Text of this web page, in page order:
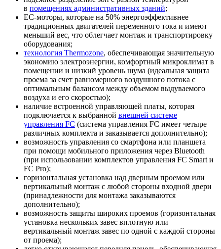
в помещениях административных зданий;
EC-моторы, которые на 50% энергоэффективнее
традиционных двигателей переменного тока и имеют
меньший вес, что облегчает монтаж и транспортировку
оборудования;
технология Thermozone, обеспечивающая значительную
экономию электроэнергии, комфортный микроклимат в
помещении и низкий уровень шума (идеальная защита
проема за счет равномерного воздушного потока с
оптимальным балансом между объемом выдуваемого
воздуха и его скоростью);
наличие встроенной управляющей платы, которая
подключается к выбранной внешней системе
управления FC (система управления FC имеет четыре
различных комплекта и заказывается дополнительно);
возможность управления со смартфона или планшета
при помощи мобильного приложения через Bluetooth
(при использовании комплектов управления FC Smart и
FC Pro);
горизонтальная установка над дверным проемом или
вертикальный монтаж с любой стороны входной двери
(принадлежности для монтажа заказываются
дополнительно);
возможность защиты широких проемов (горизонтальная
установка нескольких завес вплотную или
вертикальный монтаж завес по одной с каждой стороны
от проема);